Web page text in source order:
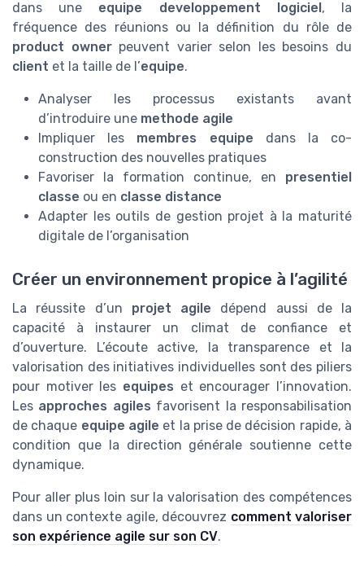
dans une equipe developpement logiciel, la
fréquence des réunions ou la définition du rôle de
product ownerpeuvent varier selon les besoins du
client et la taille de l’equipe.
Analyser les processus existants avant
d’introduire une methode agile
Impliquer les membres equipe dans la co-
construction des nouvelles pratiques
Favoriser la formation continue, en presentiel
classe ou en classe distance
Adapter les outils de gestion projet à la maturité
digitale de l’organisation
Créer un environnement propice à l’agilité
La réussite d’un projet agile dépend aussi de la
capacité à instaurer un climat de confiance et
d’ouverture. L’écoute active, la transparence et la
valorisation des initiatives individuelles sont des piliers
pour motiver les equipes et encourager l’innovation.
Les approches agiles favorisent la responsabilisation
de chaque equipe agile et la prise de décision rapide, à
condition que la direction générale soutienne cette
dynamique.
Pour aller plus loin sur la valorisation des compétences
dans un contexte agile, découvrez comment valoriser
son expérience agile sur son CV.